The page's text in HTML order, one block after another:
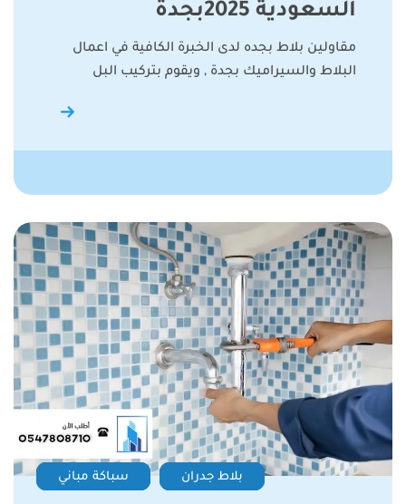
السعودية 2025بجدة
مقاولين بلاط بجده لدى الخبرة الكافية في اعمال
البلاط والسيراميك بجدة , ويقوم بتركيب البل
بلاط جدران سباكة مباني